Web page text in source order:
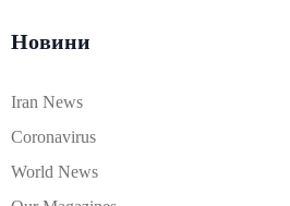
Новини
Iran News
Coronavirus
World News